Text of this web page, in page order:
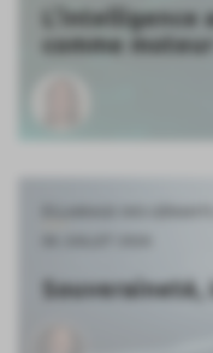
comme
Souveraineté,